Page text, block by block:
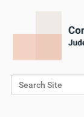
Search Site